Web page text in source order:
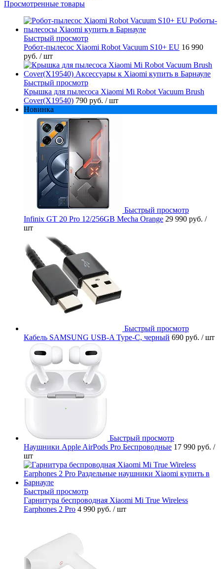
Просмотренные товары
Быстрый просмотр
Робот-пылесос Xiaomi Robot Vacuum S10+ EU 16 990
руб. / шт
Быстрый просмотр
Крышка для пылесоса Xiaomi Mi Robot Vacuum Brush
Cover(X19540) 790 руб. / шт
Новинка
Быстрый просмотр
Infinix GT 20 Pro 12/256GB Mecha Orange 29 990 руб. /
шт
Быстрый просмотр
Кабель SAMSUNG USB-A Type-C, черный 690 руб. / шт
Быстрый просмотр
Наушники Apple AirPods Pro Беспроводные 17 990 руб. /
шт
Быстрый просмотр
Гарнитура беспроводная Xiaomi Mi True Wireless
Earphones 2 Pro 4 990 руб. / шт